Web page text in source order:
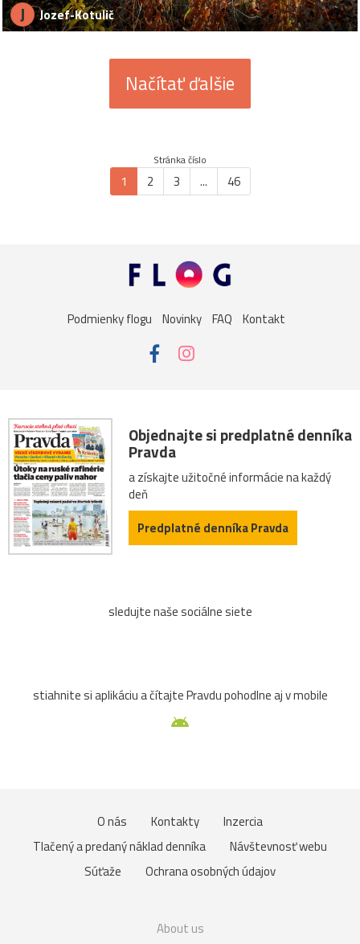
J Jozef-Kotulič
Načítať ďalšie
Stránka číslo
1 2 3 ... 46
Podmienky flogu Novinky FAQ Kontakt
Objednajte si predplatné denníka
Pravda
a získajte užitočné informácie na každý
deň
Predplatné denníka Pravda
sledujte naše sociálne siete
stiahnite si aplikáciu a čítajte Pravdu pohodlne aj v mobile
O nás Kontakty
Inzercia
Tlačený a predaný náklad denníka
Návštevnosť webu
Súťaže
Ochrana osobných údajov
About us